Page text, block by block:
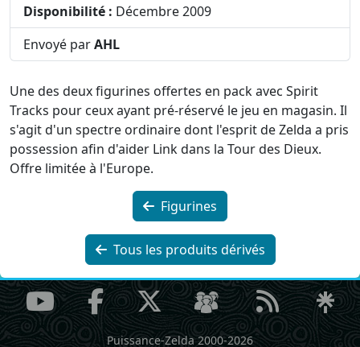
Disponibilité : Décembre 2009
Envoyé parAHL
Une des deux figurines offertes en pack avec Spirit
Tracks pour ceux ayant pré-réservé le jeu en magasin. Il
s'agit d'un spectre ordinaire dont l'esprit de Zelda a pris
possession afin d'aider Link dans la Tour des Dieux.
Offre limitée à l'Europe.
Figurines
Tous les produits dérivés
Puissance-Zelda 2000-2026